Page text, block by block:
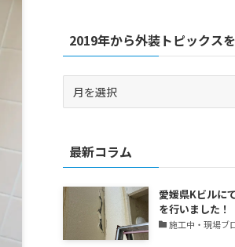
2019年から外装トピックス
外
装
ト
ピ
ッ
ク
最新コラム
愛媛県Kビルに
を行いました！
施工中・現場ブ